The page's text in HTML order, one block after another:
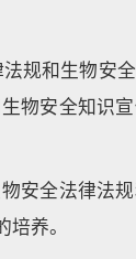
规和生物安
物安全知识
安全法律法
养。